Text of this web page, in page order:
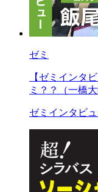
ゼミ
【ゼミインタ
ミ？？（一橋
ゼミインタビ